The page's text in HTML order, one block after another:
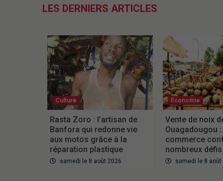
LES DERNIERS ARTICLES
Culture
Rasta Zoro : l’artisan de
Banfora qui redonne vie
aux motos grâce à la
réparation plastique
samedi le 8 août 2026
Economie
Vente de noix
Ouagadougou :
commerce
nombreux défis
samedi le 8 août